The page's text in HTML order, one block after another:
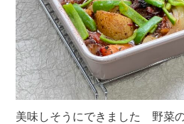
美味しそうにできました 野菜